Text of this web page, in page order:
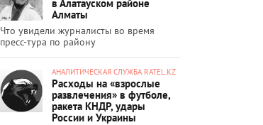
в Алатауском районе
Алматы
Что увидели журналисты во время
пресс-тура по району
АНАЛИТИЧЕСКАЯ СЛУЖБА RATEL.KZ
Расходы на «взрослые
развлечения» в футболе,
ракета КНДР, удары
России и Украины